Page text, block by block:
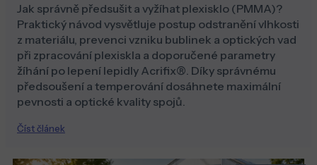
Jak správně předsušit a vyžíhat plexisklo (PMMA)?
Praktický návod vysvětluje postup odstranění vlhkosti
z materiálu, prevenci vzniku bublinek a optických vad
při zpracování plexiskla a doporučené parametry
žíhání po lepení lepidly Acrifix®. Díky správnému
předsoušení a temperování dosáhnete maximální
pevnosti a optické kvality spojů.
Číst článek